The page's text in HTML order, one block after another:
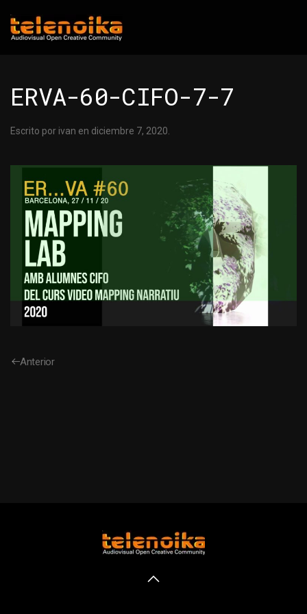
Ir al contenido principal
ERVA-60-CIFO-7-7
Escrito por ivan en diciembre 7, 2020
Anterior